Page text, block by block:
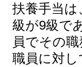
扶養手当
級が9級で
員でその
職員に対